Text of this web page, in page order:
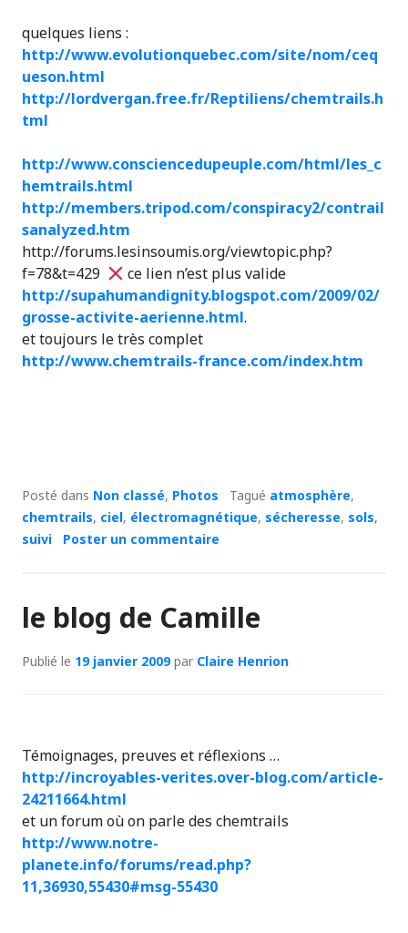
quelques liens :
http://www.evolutionquebec.com/site/nom/ceq
ueson.html
http://lordvergan.free.fr/Reptiliens/chemtrails.h
tml
http://www.consciencedupeuple.com/html/les_c
hemtrails.html
http://members.tripod.com/conspiracy2/contrail
sanalyzed.htm
http://forums.lesinsoumis.org/viewtopic.php?
f=78&t=429
ce lien n’est plus valide
http://supahumandignity.blogspot.com/2009/02/
grosse-activite-aerienne.html.
et toujours le très complet
http://www.chemtrails-france.com/index.htm
Posté dans Non classé, Photos Tagué atmosphère,
chemtrails, ciel, électromagnétique, sécheresse, sols,
suivi
Poster un commentaire
le blog de Camille
Publié le 19 janvier 2009par Claire Henrion
Témoignages, preuves et réflexions …
http://incroyables-verites.over-blog.com/article-
24211664.html
et un forum où on parle des chemtrails
http://www.notre-
planete.info/forums/read.php?
11,36930,55430#msg-55430